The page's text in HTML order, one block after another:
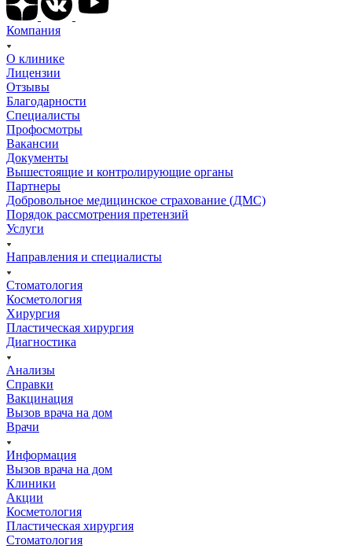
Компания
О клинике
Лицензии
Отзывы
Благодарности
Специалисты
Профосмотры
Вакансии
Документы
Вышестоящие и контролирующие органы
Партнеры
Добровольное медицинское страхование (ДМС)
Порядок рассмотрения претензий
Услуги
Направления и специалисты
Стоматология
Косметология
Хирургия
Пластическая хирургия
Диагностика
Анализы
Справки
Вакцинация
Вызов врача на дом
Врачи
Информация
Вызов врача на дом
Клиники
Акции
Косметология
Пластическая хирургия
Стоматология